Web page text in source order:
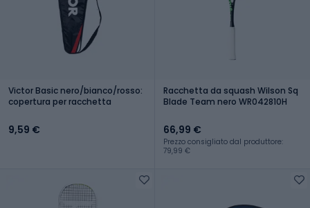
Victor Basic nero/bianco/rosso:
copertura per racchetta
9,59 €
Racchetta da squash Wilson Sq
Blade Team nero WR042810H
66,99 €
Prezzo consigliato dal produttore:
79,99 €